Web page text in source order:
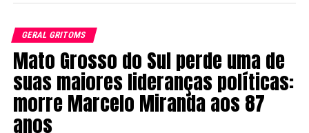
GERAL GRITOMS
Mato Grosso do Sul perde uma de
suas maiores lideranças políticas:
morre Marcelo Miranda aos 87
anos